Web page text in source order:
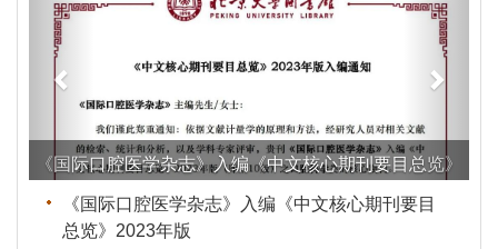
2023年版